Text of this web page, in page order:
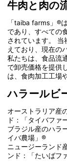
牛肉と肉の
「taiba farms」®
であり、すべての
されています。 当
えており、現在の
私たちは、食品流
で卸売価格を提供
は、食肉加工工場
ハラールビ
オーストラリア産
ド：「タイバファ
ブラジル産のハラ
イバ農場」®
ニュージーランド
ンド：「たいばフ